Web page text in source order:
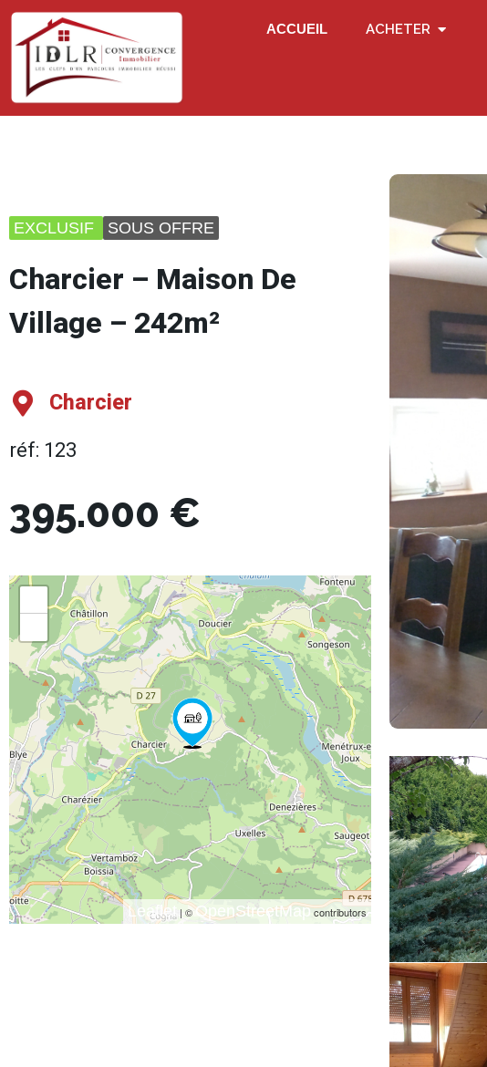
ACCUEIL ACHETER
EXCLUSIF SOUS OFFRE
Charcier – Maison De
Village – 242m²
Charcier
réf: 123
395.000 €
Leaflet | ©OpenStreetMapcontributors